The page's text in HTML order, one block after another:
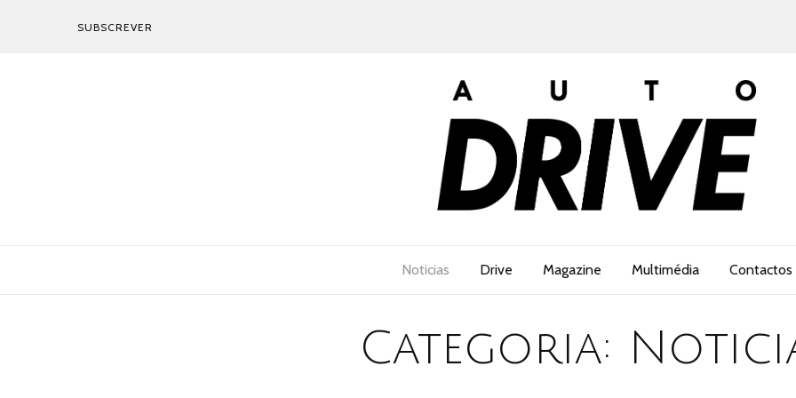
SUBSCREVER
Noticias Drive Magazine Multimédia Contactos
Categoria: